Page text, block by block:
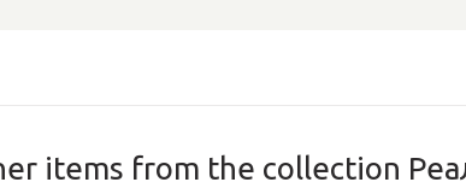
items from the collection